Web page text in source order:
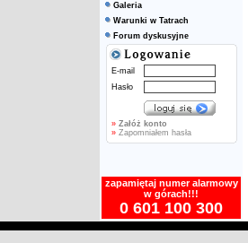
Galeria
Warunki w Tatrach
Forum dyskusyjne
E-mail
Hasło
» Załóż konto
»Zapomniałem hasła
zapamiętaj numer alarmowy
w górach!!!
0 601 100 300